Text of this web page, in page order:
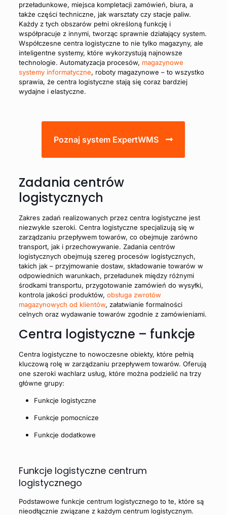
przeładunkowe, miejsca kompletacji zamówień, biura, a
także części techniczne, jak warsztaty czy stacje paliw.
Każdy z tych obszarów pełni określoną funkcję i
współpracuje z innymi, tworząc sprawnie działający system.
Współczesne centra logistyczne to nie tylko magazyny, ale
inteligentne systemy, które wykorzystują najnowsze
technologie. Automatyzacja procesów, magazynowe
systemy informatyczne, roboty magazynowe – to wszystko
sprawia, że centra logistyczne stają się coraz bardziej
wydajne i elastyczne.
Poznaj system ExpertWMS
Zadania centrów
logistycznych
Zakres zadań realizowanych przez centra logistyczne jest
niezwykle szeroki. Centra logistyczne specjalizują się w
zarządzaniu przepływem towarów, co obejmuje zarówno
transport, jak i przechowywanie. Zadania centrów
logistycznych obejmują szereg procesów logistycznych,
takich jak – przyjmowanie dostaw, składowanie towarów w
odpowiednich warunkach, przeładunek między różnymi
środkami transportu, przygotowanie zamówień do wysyłki,
kontrola jakości produktów, obsługa zwrotów
magazynowych od klientów, załatwianie formalności
celnych oraz wydawanie towarów zgodnie z zamówieniami.
Centra logistyczne – funkcje
Centra logistyczne to nowoczesne obiekty, które pełnią
kluczową rolę w zarządzaniu przepływem towarów. Oferują
one szeroki wachlarz usług, które można podzielić na trzy
główne grupy:
Funkcje logistyczne
Funkcje pomocnicze
Funkcje dodatkowe
Funkcje logistyczne centrum
logistycznego
Podstawowe funkcje centrum logistycznegoto te, które są
nieodłącznie związane z każdym centrum logistycznym.